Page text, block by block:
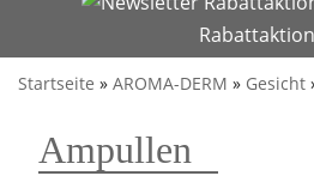
Startseite » AROMA-DERM » Gesicht
Ampullen